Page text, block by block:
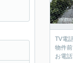
TV電
物件
お電